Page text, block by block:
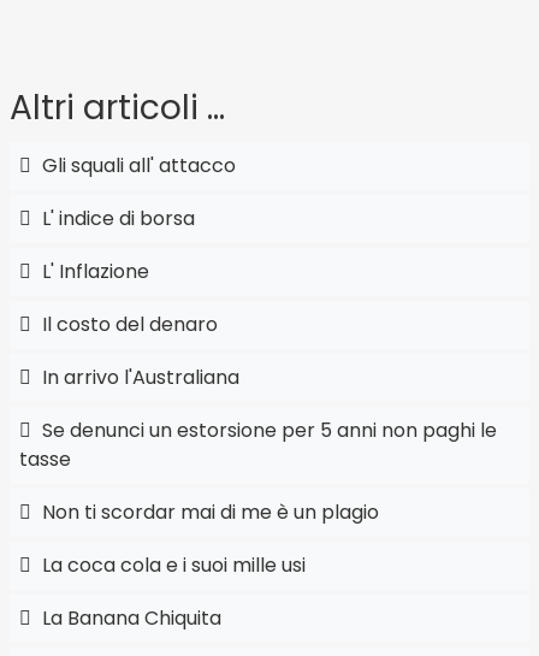
Altri articoli …
Gli squali all' attacco
L' indice di borsa
L' Inflazione
Il costo del denaro
In arrivo l'Australiana
Se denunci un estorsione per 5 anni non paghi le
tasse
Non ti scordar mai di me è un plagio
La coca cola e i suoi mille usi
La Banana Chiquita